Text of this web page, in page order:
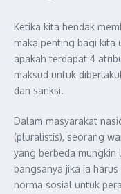
Ketika kita hendak
maka penting bagi kita
apakah terdapat 4
maksud untuk
dan sanksi.
Dalam masyarakat
(pluralistis), seorang
yang berbeda mungkin
bangsanya jika ia
norma sosial untuk